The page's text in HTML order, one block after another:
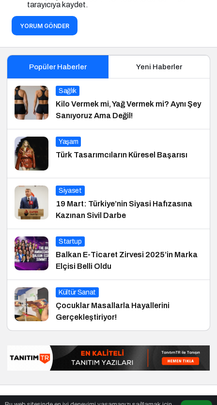
tarayıcıya kaydet.
YORUM GÖNDER
Popüler Haberler Yeni Haberler
Sağlık
Kilo Vermek mi, Yağ Vermek mi? Aynı Şey
Sanıyoruz Ama Değil!
Yaşam
Türk Tasarımcıların Küresel Başarısı
Siyaset
19 Mart: Türkiye’nin Siyasi Hafızasına
Kazınan Sivil Darbe
Startup
Balkan E-Ticaret Zirvesi 2025’in Marka
Elçisi Belli Oldu
Kültür Sanat
Çocuklar Masallarla Hayallerini
Gerçekleştiriyor!
en iyiler